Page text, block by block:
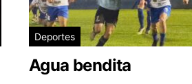
Deportes
Agua bendita